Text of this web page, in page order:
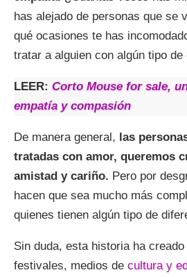
has alejado de personas que se
qué ocasiones te has
tratar a alguien con algún tipo
LEER: Corto Mouse for sale,
empatía y compasión
De manera general, las
tratadas con amor, queremos
amistad y cariño. Pero por
hacen que sea mucho más
quienes tienen algún tipo de
Sin duda, esta historia ha
festivales, medios de cultura y